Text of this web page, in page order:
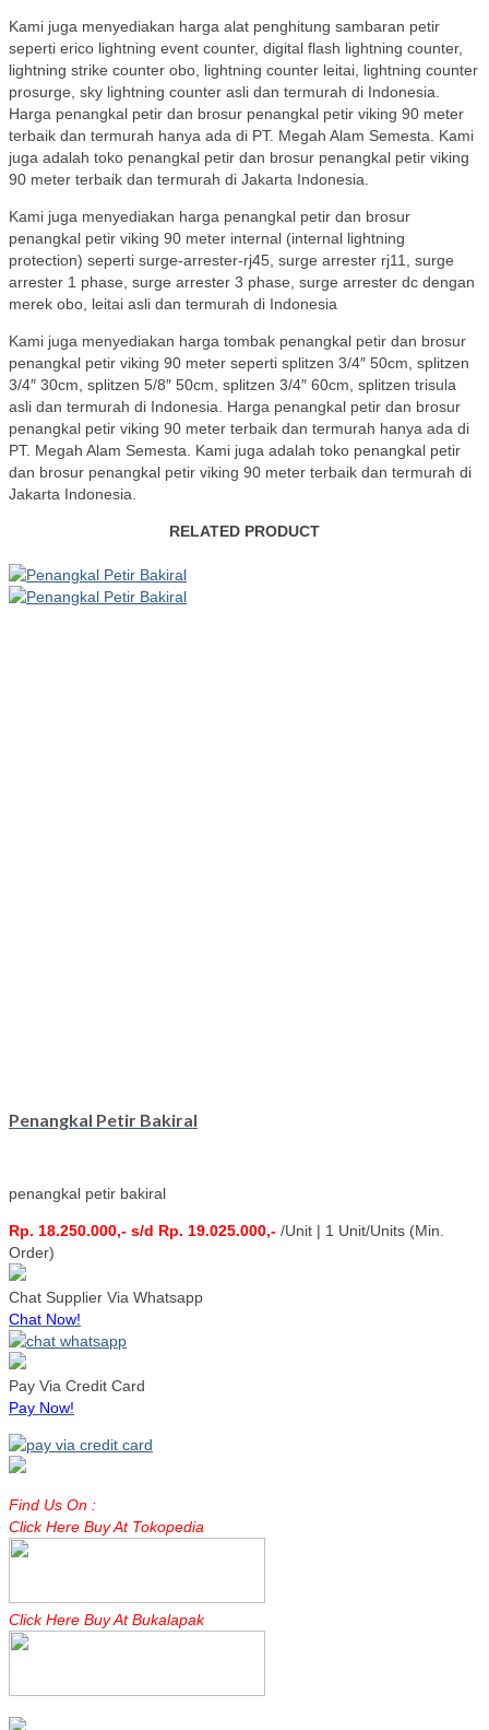
Kami juga menyediakan harga alat penghitung sambaran petir
seperti erico lightning event counter, digital flash lightning counter,
lightning strike counter obo, lightning counter leitai, lightning counter
prosurge, sky lightning counter asli dan termurah di Indonesia.
Harga penangkal petir dan brosur penangkal petir viking 90 meter
terbaik dan termurah hanya ada di PT. Megah Alam Semesta. Kami
juga adalah toko penangkal petir dan brosur penangkal petir viking
90 meter terbaik dan termurah di Jakarta Indonesia.
Kami juga menyediakan harga penangkal petir dan brosur
penangkal petir viking 90 meter internal (internal lightning
protection) seperti surge-arrester-rj45, surge arrester rj11, surge
arrester 1 phase, surge arrester 3 phase, surge arrester dc dengan
merek obo, leitai asli dan termurah di Indonesia
Kami juga menyediakan harga tombak penangkal petir dan brosur
penangkal petir viking 90 meter seperti splitzen 3/4″ 50cm, splitzen
3/4″ 30cm, splitzen 5/8″ 50cm, splitzen 3/4″ 60cm, splitzen trisula
asli dan termurah di Indonesia. Harga penangkal petir dan brosur
penangkal petir viking 90 meter terbaik dan termurah hanya ada di
PT. Megah Alam Semesta. Kami juga adalah toko penangkal petir
dan brosur penangkal petir viking 90 meter terbaik dan termurah di
Jakarta Indonesia.
RELATED PRODUCT
Penangkal Petir Bakiral
penangkal petir bakiral
Rp. 18.250.000,- s/d Rp. 19.025.000,- /Unit | 1 Unit/Units (Min.
Order)
Chat Supplier Via Whatsapp
Chat Now!
Pay Via Credit Card
Pay Now!
Find Us On :
Click Here Buy At Tokopedia
Click Here Buy At Bukalapak